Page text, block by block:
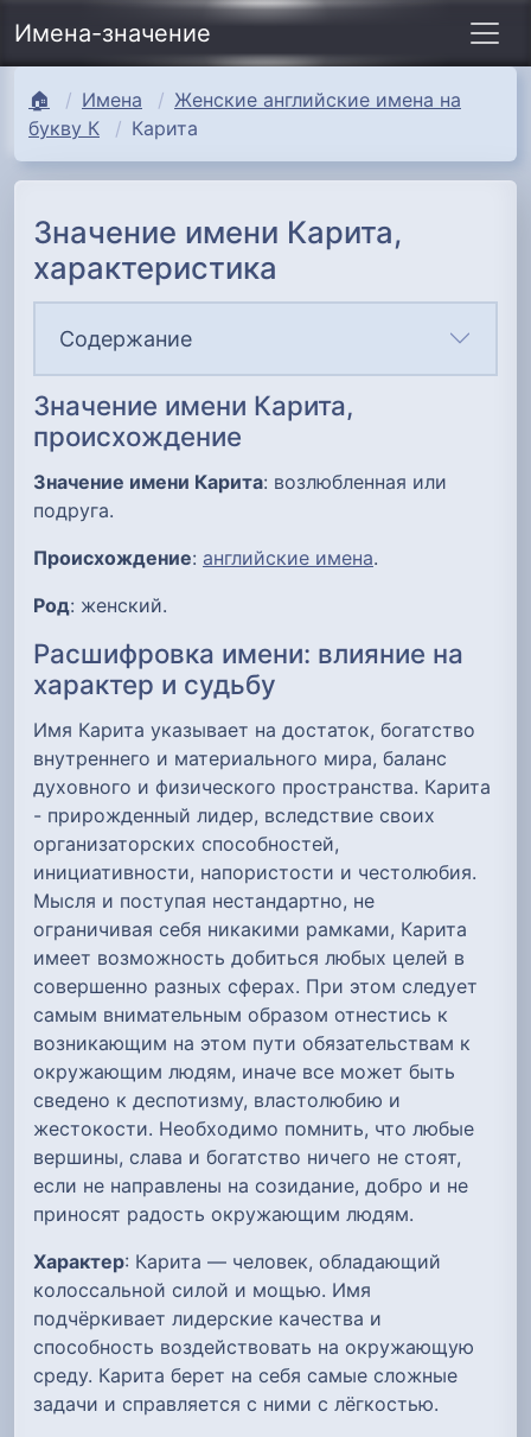
Имена-значение
🏠 Имена
Женские английские имена на
букву К
Карита
Значение имени Карита,
характеристика
Содержание
Значение имени Карита,
происхождение
Значение имени Карита: возлюбленная или
подруга.
Происхождение: английские имена.
Род: женский.
Расшифровка имени: влияние на
характер и судьбу
Имя Карита указывает на достаток, богатство
внутреннего и материального мира, баланс
духовного и физического пространства. Карита
- прирожденный лидер, вследствие своих
организаторских способностей,
инициативности, напористости и честолюбия.
Мысля и поступая нестандартно, не
ограничивая себя никакими рамками, Карита
имеет возможность добиться любых целей в
совершенно разных сферах. При этом следует
самым внимательным образом отнестись к
возникающим на этом пути обязательствам к
окружающим людям, иначе все может быть
сведено к деспотизму, властолюбию и
жестокости. Необходимо помнить, что любые
вершины, слава и богатство ничего не стоят,
если не направлены на созидание, добро и не
приносят радость окружающим людям.
Характер: Карита — человек, обладающий
колоссальной силой и мощью. Имя
подчёркивает лидерские качества и
способность воздействовать на окружающую
среду. Карита берет на себя самые сложные
задачи и справляется с ними с лёгкостью.